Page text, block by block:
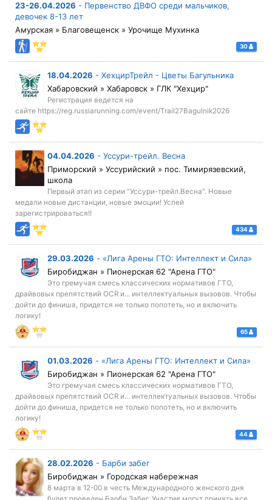
23-26.04.2026 - Первенство ДВФО среди мальчиков,
девочек 8-13 лет
Амурская » Благовещенск » Урочище Мухинка
30
18.04.2026 - ХехцирТрейл - Цветы Багульника
Хабаровский » Хабаровск » ГЛК "Хехцир"
Регистрация ведется на
сайте https://reg.russiarunning.com/event/Trail27Bagulnik2026
04.04.2026 - Уссури-трейл. Весна
Приморский » Уссурийский » пос. Тимирязевский,
школа
Первый этап из серии "Уссури-трейл.Весна". Новые
медали новые дистанции, новые эмоции! Успей
зарегистрироваться!!
434
29.03.2026 - «Лига Арены ГТО: Интеллект и Сила»
Биробиджан » Пионерская 62 "Арена ГТО"
Это гремучая смесь классических нормативов ГТО,
драйвовых препятствий OCR и... интеллектуальных вызовов. Чтобы
дойти до финиша, придется не только попотеть, но и включить
логику!
65
01.03.2026 - «Лига Арены ГТО: Интеллект и Сила»
Биробиджан » Пионерская 62 "Арена ГТО"
Это гремучая смесь классических нормативов ГТО,
драйвовых препятствий OCR и... интеллектуальных вызовов. Чтобы
дойти до финиша, придется не только попотеть, но и включить
логику!
44
28.02.2026 - Барби забег
Биробиджан » Городская набережная
8 марта в 12-00 в честь Международного женского дня